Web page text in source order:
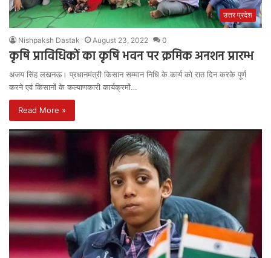
उत्तर प्रदेश
Nishpaksh Dastak August 23, 2022 0
कृषि प्राविधिकों का कृषि भवन पर क्रमिक अनशन प्रारम्भ
अजय सिंह लखनऊ। प्रधानमंत्री किसान सम्मान निधि के कार्य को रात दिन करके पूर्ण
करने एवं किसानों के कल्याणकारी कार्यक्रमों…
Read More »